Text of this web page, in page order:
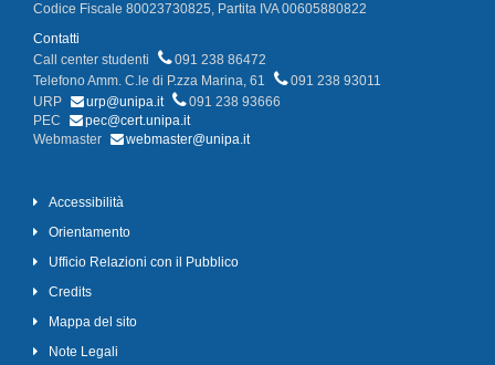
Codice Fiscale 80023730825, Partita IVA 00605880822
Contatti
Call center studenti
091 238 86472
Telefono Amm. C.le di P.zza Marina, 61
091 238 93011
URP
urp@unipa.it
091 238 93666
PEC
pec@cert.unipa.it
Webmaster
webmaster@unipa.it
Accessibilità
Orientamento
Ufficio Relazioni con il Pubblico
Credits
Mappa del sito
Note Legali